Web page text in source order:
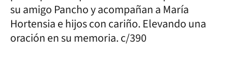
su amigo Pancho y acompañan a María
Hortensia e hijos con cariño. Elevando una
oración en su memoria. c/390